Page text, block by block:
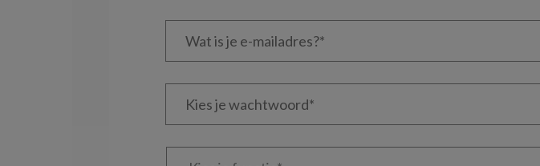
Wat
Kies
Kies